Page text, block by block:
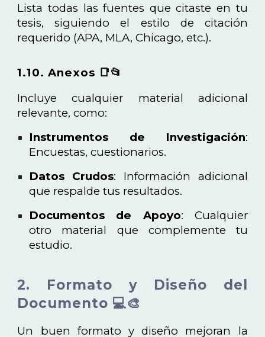
Lista todas las fuentes que citaste en tu
tesis, siguiendo el estilo de citación
requerido (APA, MLA, Chicago, etc.).
1.10. Anexos 📑📂
Incluye cualquier material adicional
relevante, como:
Instrumentos de Investigación:
Encuestas, cuestionarios.
Datos Crudos: Información adicional
que respalde tus resultados.
Documentos de Apoyo: Cualquier
otro material que complemente tu
estudio.
2. Formato y Diseño del
Documento 💻🎨
Un buen formato y diseño mejoran la